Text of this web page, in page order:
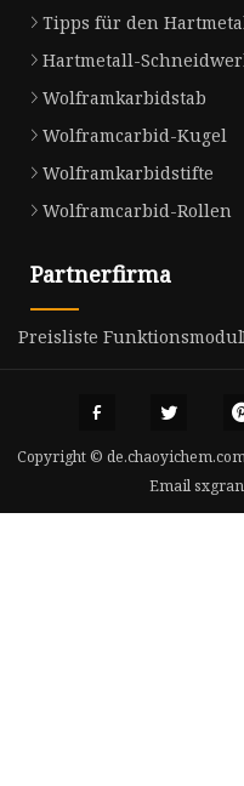
Tipps für den
Hartmetall-
Wolframkarbidstab
Wolframcarbid-Kugel
Wolframkarbidstifte
Wolframcarbid-Rollen
Partnerfirma
Preisliste
Copyright ©
Email